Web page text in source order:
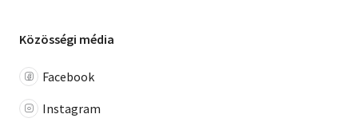
Közösségi média
Facebook
Instagram